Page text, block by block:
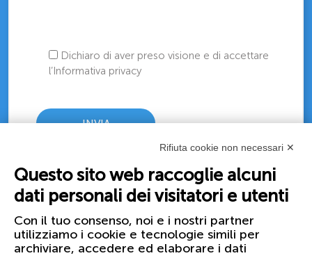
Dichiaro di aver preso visione e di accettare
l’Informativa privacy
Rifiuta cookie non necessari ✕
Questo sito web raccoglie alcuni
dati personali dei visitatori e utenti
Con il tuo consenso, noi e i nostri partner
utilizziamo i cookie e tecnologie simili per
archiviare, accedere ed elaborare i dati